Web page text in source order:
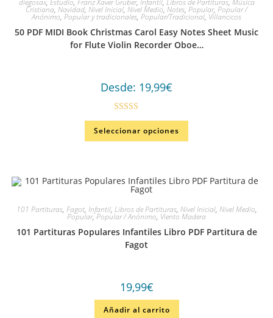
Cristiana, Navidad, Nivel Inicial, Nivel Medio, Notes, Popular, Popular /
Anónimo, Popular y tradicionales, Popular/Tradicional, Villancicos
50 PDF MIDI Book Christmas Carol Easy Notes Sheet Music
for Flute Violin Recorder Oboe…
Desde: 19,99€
Valorado
en4.00de
Seleccionar opciones
101 Partituras, Fagot, Infantil, Libros de Partituras, Nivel Inicial, Nivel Medio,
Popular,Popular / Anónimo, Viento Madera
101 Partituras Populares Infantiles Libro PDF Partitura de
Fagot
19,99€
Añadir al carrito